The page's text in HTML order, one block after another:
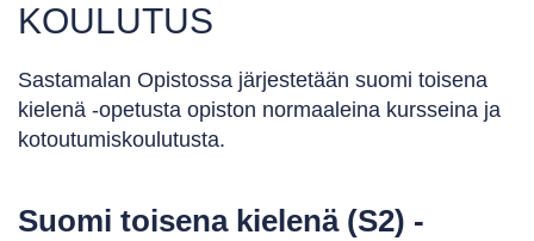
KOULUTUS
Sastamalan Opistossa järjestetään suomi toisena
kielenä -opetusta opiston normaaleina kursseina ja
kotoutumiskoulutusta.
Suomi toisena kielenä (S2) -